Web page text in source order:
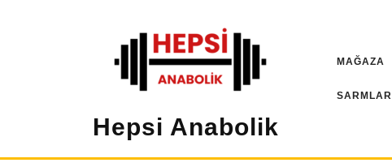
Hepsi Anabolik
MAĞAZA
SARMLAR